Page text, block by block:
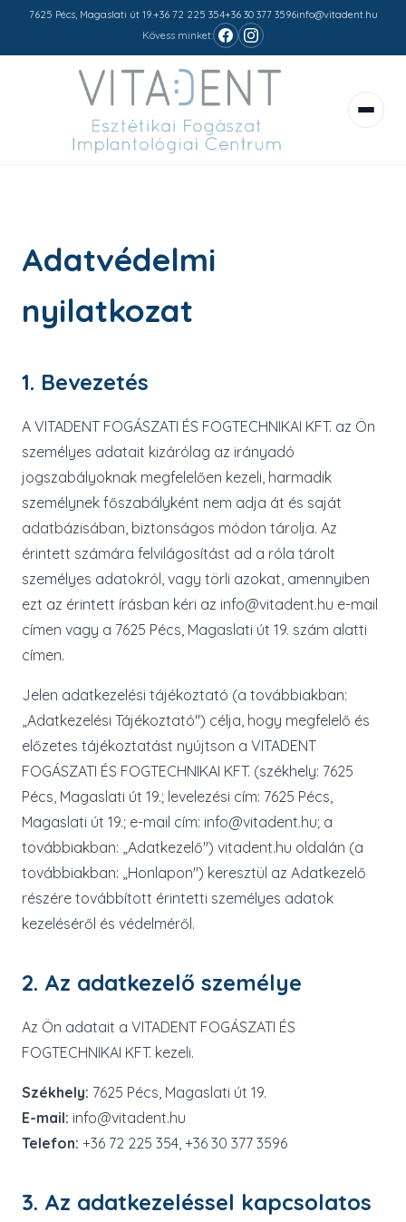
7625 Pécs, Magaslati út 19.+36 72 225 354+36 30 377 3596info@vitadent.hu
Kövess minket:
Pácienseknek
Kapcsolat
Adatvédelmi
nyilatkozat
1. Bevezetés
A VITADENT FOGÁSZATI ÉS FOGTECHNIKAI KFT. az Ön
személyes adatait kizárólag az irányadó
jogszabályoknak megfelelően kezeli, harmadik
személynek főszabályként nem adja át és saját
adatbázisában, biztonságos módon tárolja. Az
érintett számára felvilágosítást ad a róla tárolt
személyes adatokról, vagy törli azokat, amennyiben
ezt az érintett írásban kéri az info@vitadent.hu e-mail
címen vagy a 7625 Pécs, Magaslati út 19. szám alatti
címen.
Jelen adatkezelési tájékoztató (a továbbiakban:
„Adatkezelési Tájékoztató") célja, hogy megfelelő és
előzetes tájékoztatást nyújtson a VITADENT
FOGÁSZATI ÉS FOGTECHNIKAI KFT. (székhely: 7625
Pécs, Magaslati út 19.; levelezési cím: 7625 Pécs,
Magaslati út 19.; e-mail cím: info@vitadent.hu; a
továbbiakban: „Adatkezelő") vitadent.hu oldalán (a
továbbiakban: „Honlapon") keresztül az Adatkezelő
részére továbbított érintetti személyes adatok
kezeléséről és védelméről.
2. Az adatkezelő személye
Az Ön adatait a VITADENT FOGÁSZATI ÉS
FOGTECHNIKAI KFT. kezeli.
Székhely: 7625 Pécs, Magaslati út 19.
E-mail: info@vitadent.hu
Telefon: +36 72 225 354, +36 30 377 3596
3. Az adatkezeléssel kapcsolatos